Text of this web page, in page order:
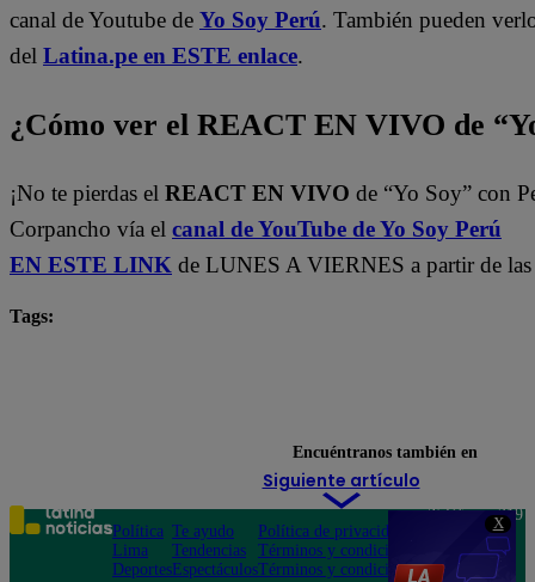
X
canal de Youtube de Yo Soy Perú. También pueden
del Latina.pe en ESTE enlace.
¿Cómo ver el REACT EN VIVO de
¡No te pierdas el REACT EN VIVO de “Yo Soy” con
Corpancho vía el canal de YouTube de Yo Soy Perú
EN ESTE LINK de LUNES A VIERNES a partir de
Tags:
Siguiente artículo
Encuéntranos también en
Política
Lima
Deportes
Te ayudo
Tendencias
Espectáculos
Política de privacidad
Términos y condiciones
Términos y condiciones
Teléfono: 219
Av. San
Felipe 968